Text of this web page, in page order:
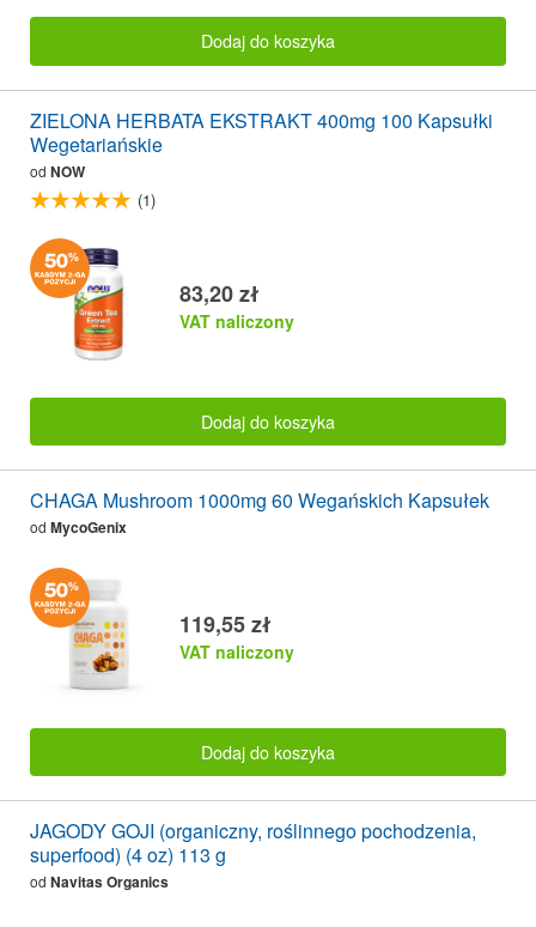
Dodaj do koszyka
ZIELONA HERBATA EKSTRAKT 400mg 100 Kapsułki
Wegetariańskie
od NOW
(1)
83,20 zł
VAT naliczony
Dodaj do koszyka
CHAGA Mushroom 1000mg 60 Wegańskich Kapsułek
od MycoGenix
119,55 zł
VAT naliczony
Dodaj do koszyka
JAGODY GOJI (organiczny, roślinnego pochodzenia,
superfood) (4 oz) 113 g
od Navitas Organics